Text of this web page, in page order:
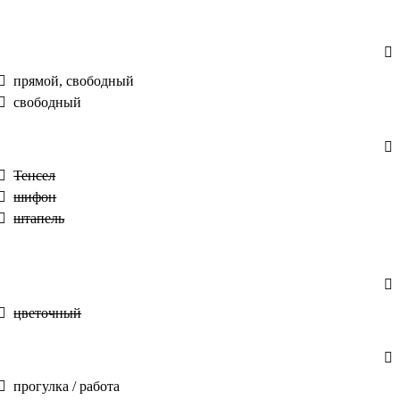
прямой, свободный
свободный
Тенсел
шифон
штапель
цветочный
прогулка / работа